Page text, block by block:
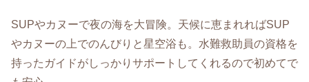
SUPやカヌーで夜の海を大冒険。天候に恵まれればSUP
やカヌーの上でのんびりと星空浴も。水難救助員の資格を
持ったガイドがしっかりサポートしてくれるので初めてで